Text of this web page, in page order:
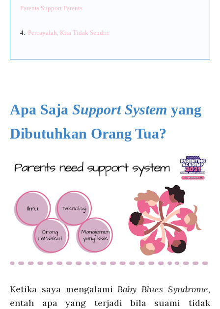
Parents Support Parents
4. Percayalah, Kita Tidak Sendiri
Apa Saja Support System yang
Dibutuhkan Orang Tua?
Ketika saya mengalamiBaby Blues Syndrome,
entah apa yang terjadi bila suami tidak